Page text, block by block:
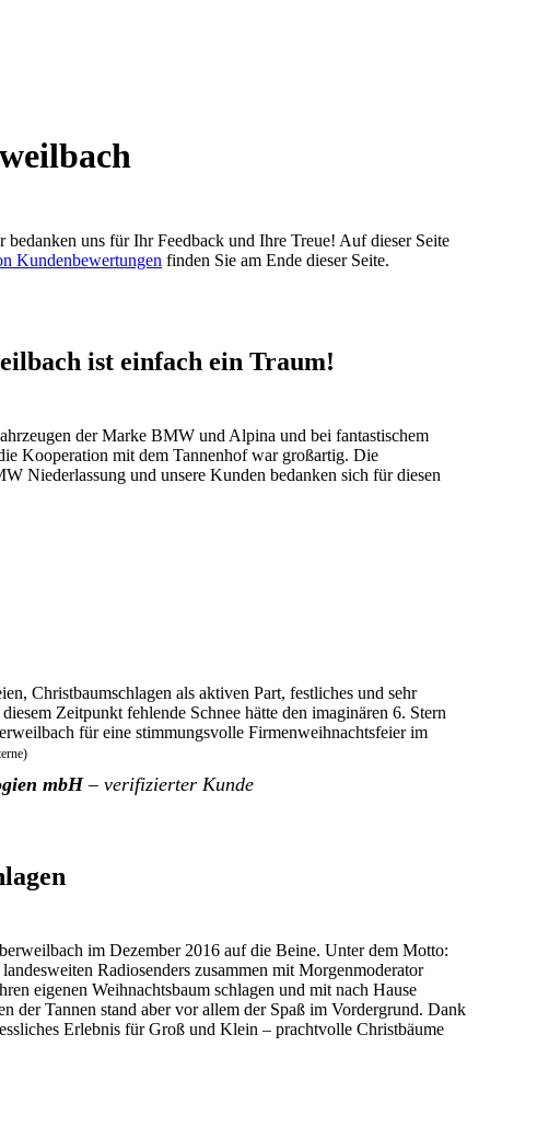
bedanken uns für Ihr Feedback und Ihre Treue! Auf dieser Seite
Kundenbewertungen finden Sie am Ende dieser Seite.
ist einfach ein Traum!
der Marke BMW und Alpina und bei fantastischem
Kooperation mit dem Tannenhof war großartig. Die
Niederlassung und unsere Kunden bedanken sich für diesen
Christbaumschlagen als aktiven Part, festliches und sehr
Zeitpunkt fehlende Schnee hätte den imaginären 6. Stern
für eine stimmungsvolle Firmenweihnachtsfeier im
mbH– verifizierter Kunde
im Dezember 2016 auf die Beine. Unter dem Motto:
Radiosenders zusammen mit Morgenmoderator
eigenen Weihnachtsbaum schlagen und mit nach Hause
der Tannen stand aber vor allem der Spaß im Vordergrund. Dank
Erlebnis für Groß und Klein – prachtvolle Christbäume